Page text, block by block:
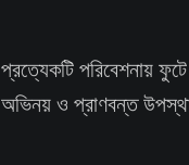
প্রত্যেকটি পরিবেশনায়
অভিনয় ও প্রাণবন্ত